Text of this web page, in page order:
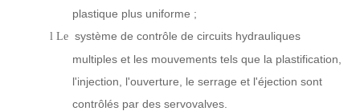
plastique plus uniforme ;
l Le système de contrôle de circuits hydrauliques
multiples et les mouvements tels que la plastification,
l'injection, l'ouverture, le serrage et l'éjection sont
contrôlés par des servovalves.